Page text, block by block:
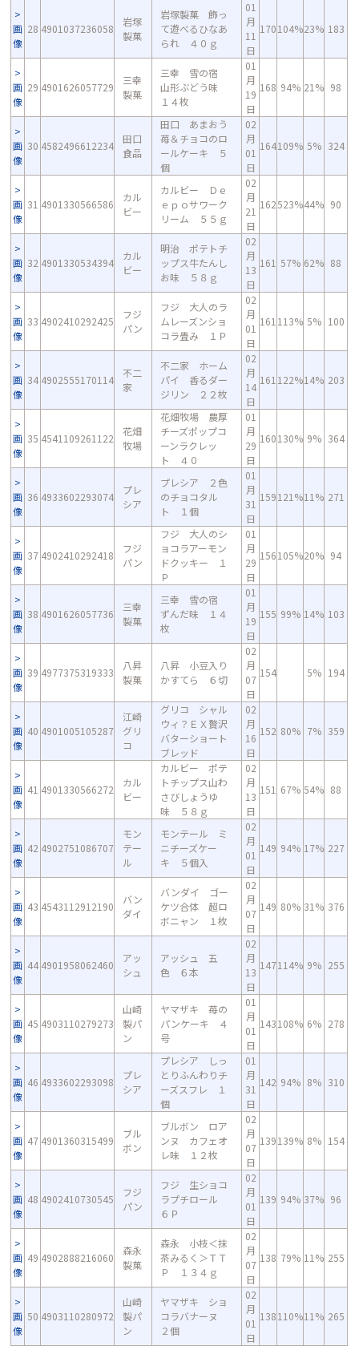
画
像
28 4901037236058
岩塚
製菓
岩塚製菓 飾っ
て遊べるひなあ
られ ４０ｇ
01
月
11
日
170104%23% 183
画
像
29 4901626057729
三幸
製菓
三幸 雪の宿
山形ぶどう味
１４枚
01
月
19
日
168 94% 21% 98
画
像
30 4582496612234
田口
食品
田口 あまおう
苺＆チョコのロ
ールケーキ ５
個
02
月
01
日
164109% 5% 324
画
像
31 4901330566586
カル
ビー
カルビー Ｄｅ
ｅｐｏサワーク
リーム ５５ｇ
02
月
21
日
162523%44% 90
画
像
32 4901330534394
カル
ビー
明治 ポテトチ
ップス牛たんし
お味 ５８ｇ
02
月
13
日
161 57% 62% 88
画
像
33 4902410292425
フジ
パン
フジ 大人のラ
ムレーズンショ
コラ畳み １Ｐ
02
月
01
日
161 113% 5% 100
画
像
34 4902555170114
不二
家
不二家 ホーム
パイ 香るダー
ジリン ２２枚
02
月
14
日
161 122%14% 203
画
像
35 4541109261122
花畑
牧場
花畑牧場 農厚
チーズポップコ
ーンラクレッ
ト ４０
01
月
29
日
160130% 9% 364
画
像
36 4933602293074
プレ
シア
プレシア ２色
のチョコタル
ト １個
01
月
31
日
159121%11% 271
画
像
37 4902410292418
フジ
パン
フジ 大人のシ
ョコラアーモン
ドクッキー １
Ｐ
01
月
29
日
156105%20% 94
画
像
38 4901626057736
三幸
製菓
三幸 雪の宿
ずんだ味 １４
枚
01
月
19
日
155 99% 14% 103
画
像
39 4977375319333
八昇
製菓
八昇 小豆入り
かすてら ６切
02
月
07
日
154 5% 194
画
像
40 4901005105287
江崎
グリ
コ
グリコ シャル
ウィ？ＥＸ贅沢
バターショート
ブレッド
02
月
16
日
152 80% 7% 359
画
像
41 4901330566272
カル
ビー
カルビー ポテ
トチップス山わ
さびしょうゆ
味 ５８ｇ
02
月
13
日
151 67% 54% 88
画
像
42 4902751086707
モン
テー
ル
モンテール ミ
ニチーズケー
キ ５個入
02
月
01
日
149 94% 17% 227
画
像
43 4543112912190
バン
ダイ
バンダイ ゴー
ケツ合体 超ロ
ボニャン １枚
02
月
07
日
149 80% 31% 376
画
像
44 4901958062460
アッ
シュ
アッシュ 五
色 ６本
02
月
13
日
147114% 9% 255
画
像
45 4903110279273
山崎
製パ
ン
ヤマザキ 苺の
パンケーキ ４
号
01
月
01
日
143108% 6% 278
画
像
46 4933602293098
プレ
シア
プレシア しっ
とりふんわりチ
ーズスフレ １
個
01
月
31
日
142 94% 8% 310
画
像
47 4901360315499
ブル
ボン
ブルボン ロア
ンヌ カフェオ
レ味 １２枚
02
月
07
日
139139% 8% 154
画
像
48 4902410730545
フジ
パン
フジ 生ショコ
ラプチロール
６Ｐ
02
月
01
日
139 94% 37% 96
画
像
49 4902888216060
森永
製菓
森永 小枝＜抹
茶みるく＞ＴＴ
Ｐ １３４ｇ
02
月
07
日
138 79% 11% 255
画
像
50 4903110280972
山崎
製パ
ン
ヤマザキ ショ
コラバナーヌ
２個
02
月
01
日
138110%11% 265